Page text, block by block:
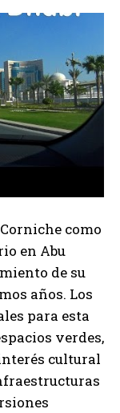
como
en Abu
de su
años. Los
para esta
verdes,
cultural